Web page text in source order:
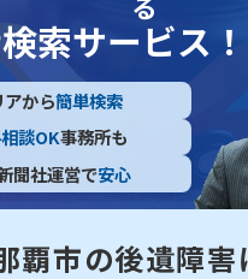
索サービス！
アから簡単検索
談OK事務所も
聞社運営で安心
覇市の後遺障害